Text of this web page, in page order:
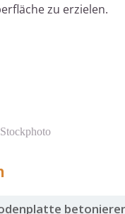
zu erzielen.